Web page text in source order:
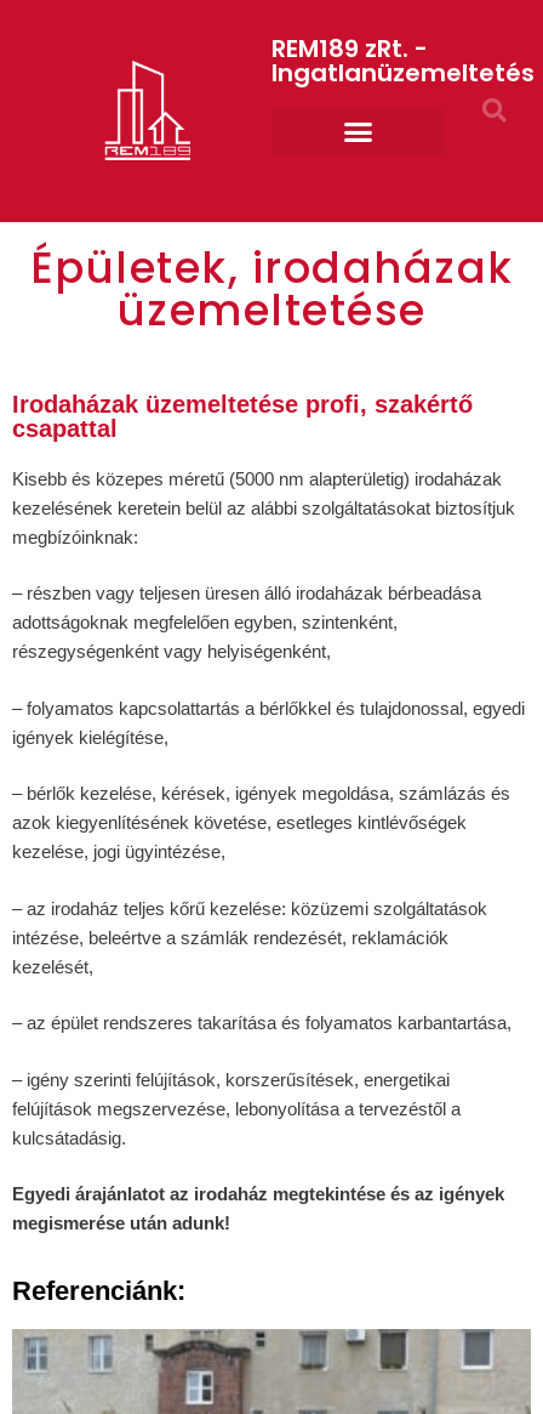
REM189 zRt. -
Ingatlanüzemeltetés
Épületek, irodaházak
üzemeltetése
Irodaházak üzemeltetése profi, szakértő
csapattal
Kisebb és közepes méretű (5000 nm alapterületig) irodaházak
kezelésének keretein belül az alábbi szolgáltatásokat biztosítjuk
megbízóinknak:
– részben vagy teljesen üresen álló irodaházak bérbeadása
adottságoknak megfelelően egyben, szintenként,
részegységenként vagy helyiségenként,
– folyamatos kapcsolattartás a bérlőkkel és tulajdonossal, egyedi
igények kielégítése,
– bérlők kezelése, kérések, igények megoldása, számlázás és
azok kiegyenlítésének követése, esetleges kintlévőségek
kezelése, jogi ügyintézése,
– az irodaház teljes kőrű kezelése: közüzemi szolgáltatások
intézése, beleértve a számlák rendezését, reklamációk
kezelését,
– az épület rendszeres takarítása és folyamatos karbantartása,
– igény szerinti felújítások, korszerűsítések, energetikai
felújítások megszervezése, lebonyolítása a tervezéstől a
kulcsátadásig.
Egyedi árajánlatot az irodaház megtekintése és az igények
megismerése után adunk!
Referenciánk: